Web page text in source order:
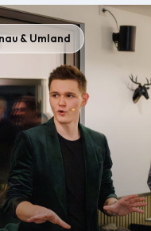
& Umland